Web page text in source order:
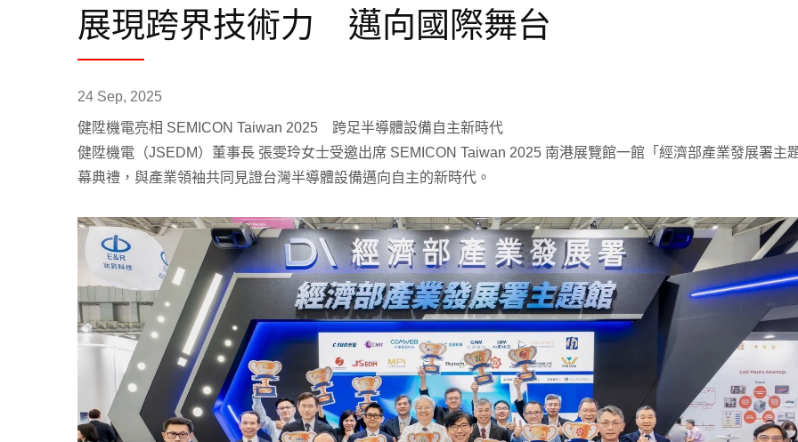
展現跨界技術力 邁向國際舞台
24 Sep, 2025
健陞機電亮相 SEMICON Taiwan 2025 跨足半導體設備自主新時代
健陞機電（JSEDM）董事長 張雯玲女士受邀出席 SEMICON Taiwan 2025 南港展覽館一館「經濟部產業發展署主
幕典禮，與產業領袖共同見證台灣半導體設備邁向自主的新時代。